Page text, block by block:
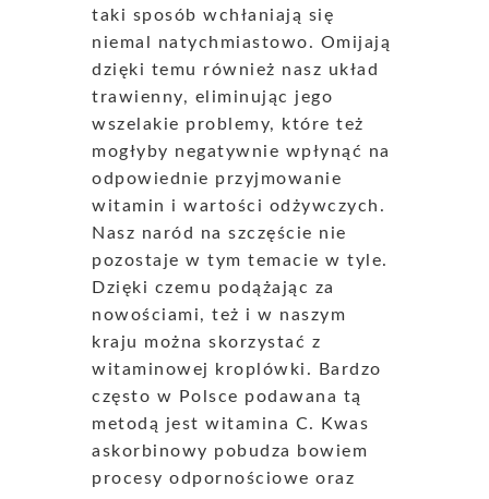
taki sposób wchłaniają się
niemal natychmiastowo. Omijają
dzięki temu również nasz układ
trawienny, eliminując jego
wszelakie problemy, które też
mogłyby negatywnie wpłynąć na
odpowiednie przyjmowanie
witamin i wartości odżywczych.
Nasz naród na szczęście nie
pozostaje w tym temacie w tyle.
Dzięki czemu podążając za
nowościami, też i w naszym
kraju można skorzystać z
witaminowej kroplówki. Bardzo
często w Polsce podawana tą
metodą jest witamina C. Kwas
askorbinowy pobudza bowiem
procesy odpornościowe oraz